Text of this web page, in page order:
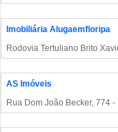
Imobiliária Alugaemfloripa
Rodovia Tertuliano Brito
AS Imóveis
Rua Dom João Becker, 774